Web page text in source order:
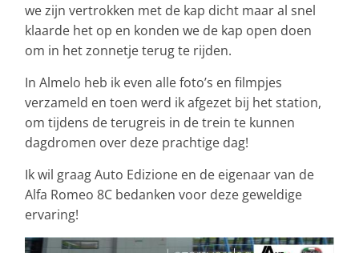
we zijn vertrokken met de kap dicht maar al snel
klaarde het op en konden we de kap open doen
om in het zonnetje terug te rijden.
In Almelo heb ik even alle foto’s en filmpjes
verzameld en toen werd ik afgezet bij het station,
om tijdens de terugreis in de trein te kunnen
dagdromen over deze prachtige dag!
Ik wil graag Auto Edizione en de eigenaar van de
Alfa Romeo 8C bedanken voor deze geweldige
ervaring!